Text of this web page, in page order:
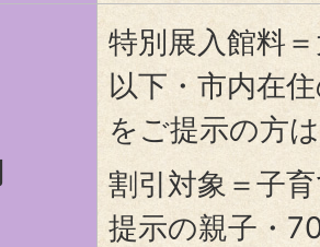
特別展入館料
以下・市内在
をご提示の方
割引対象＝子
提示の親子・